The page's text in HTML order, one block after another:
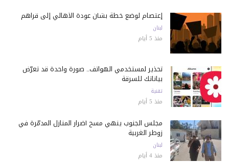
إعتصام لوضع خطة بشأن عودة الأهالي إلى قراهم
لبنان
منذ 5 أيام
تحذير لمستخدمي الهواتف.. صورة واحدة قد تعرّض
بياناتك للسرقة
تقنية
منذ 5 أيام
مجلس الجنوب ينهي مسح أضرار المنازل المدمّرة في
زوطر الغربية
لبنان
منذ 4 أيام